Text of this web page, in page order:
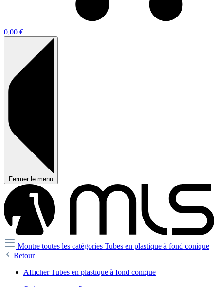
0,00 €
Fermer le menu
Montre toutes les catégories Tubes en plastique à fond conique
Retour
Afficher Tubes en plastique à fond conique